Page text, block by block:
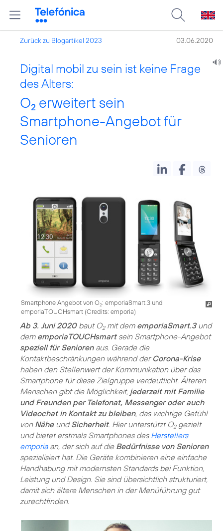
Zurück zu Blogartikel 2023 03.06.2020
Digital mobil zu sein ist keine Frage
des Alters:
O2 erweitert sein
Smartphone-Angebot für
Senioren
Smartphone Angebot von O2: emporiaSmart.3 und
emporiaTOUCHsmart (Credits: emporia)
Ab 3. Juni 2020baut O2mit dem emporiaSmart.3und
dem emporiaTOUCHsmartsein Smartphone-Angebot
speziell für Seniorenaus. Gerade die
Kontaktbeschränkungen während der Corona-Krise
haben den Stellenwert der Kommunikation über das
Smartphone für diese Zielgruppe verdeutlicht. Älteren
Menschen gibt die Möglichkeit, jederzeit mit Familie
und Freunden per Telefonat, Messenger oder auch
Videochat in Kontakt zu bleiben, das wichtige Gefühl
von NäheundSicherheit. Hier unterstützt O2gezielt
und bietet erstmals Smartphones des Herstellers
emporiaan, der sich auf die Bedürfnisse von Senioren
spezialisiert hat. Die Geräte kombinieren eine einfache
Handhabung mit modernsten Standards bei Funktion,
Leistung und Design. Sie sind übersichtlich strukturiert,
damit sich ältere Menschen in der Menüführung gut
zurechtfinden.